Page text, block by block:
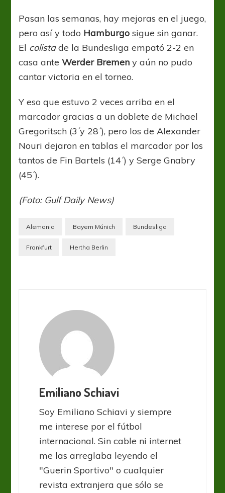
Pasan las semanas, hay mejoras en el juego,
pero así y todo Hamburgo sigue sin ganar.
El colistade la Bundesliga empató 2-2 en
casa ante Werder Bremen y aún no pudo
cantar victoria en el torneo.
Y eso que estuvo 2 veces arriba en el
marcador gracias a un doblete de Michael
Gregoritsch (3´y 28´), pero los de Alexander
Nouri dejaron en tablas el marcador por los
tantos de Fin Bartels (14´) y Serge Gnabry
(45´).
(Foto: Gulf Daily News)
Alemania Bayern Múnich Bundesliga
Frankfurt Hertha Berlin
Emiliano Schiavi
Soy Emiliano Schiavi y siempre
me interese por el fútbol
internacional. Sin cable ni internet
me las arreglaba leyendo el
"Guerin Sportivo" o cualquier
revista extranjera que sólo se